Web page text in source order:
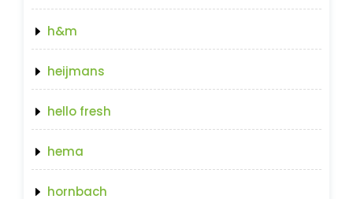
h&m
heijmans
hello fresh
hema
hornbach